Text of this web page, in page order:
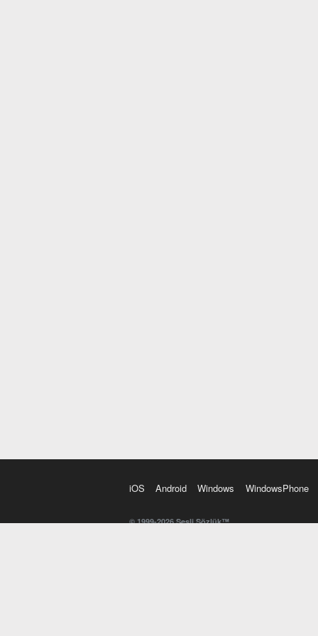
iOS Android Windows WindowsPhone
© 1999-2026 Sesli Sözlük™